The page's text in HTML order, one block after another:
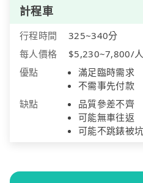
計程車
行程時間
325~340分
每人價格
$5,230~7,800/人
優點
滿足臨時需求
不需事先付款
缺點
品質參差不齊
可能無車往返
可能不跳錶被坑